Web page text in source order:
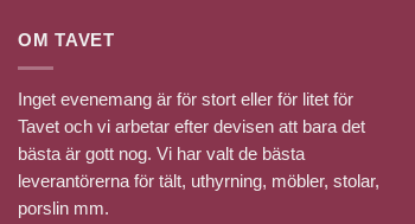
OM TAVET
Inget evenemang är för stort eller för litet för
Tavet och vi arbetar efter devisen att bara det
bästa är gott nog. Vi har valt de bästa
leverantörerna för tält, uthyrning, möbler, stolar,
porslin mm.